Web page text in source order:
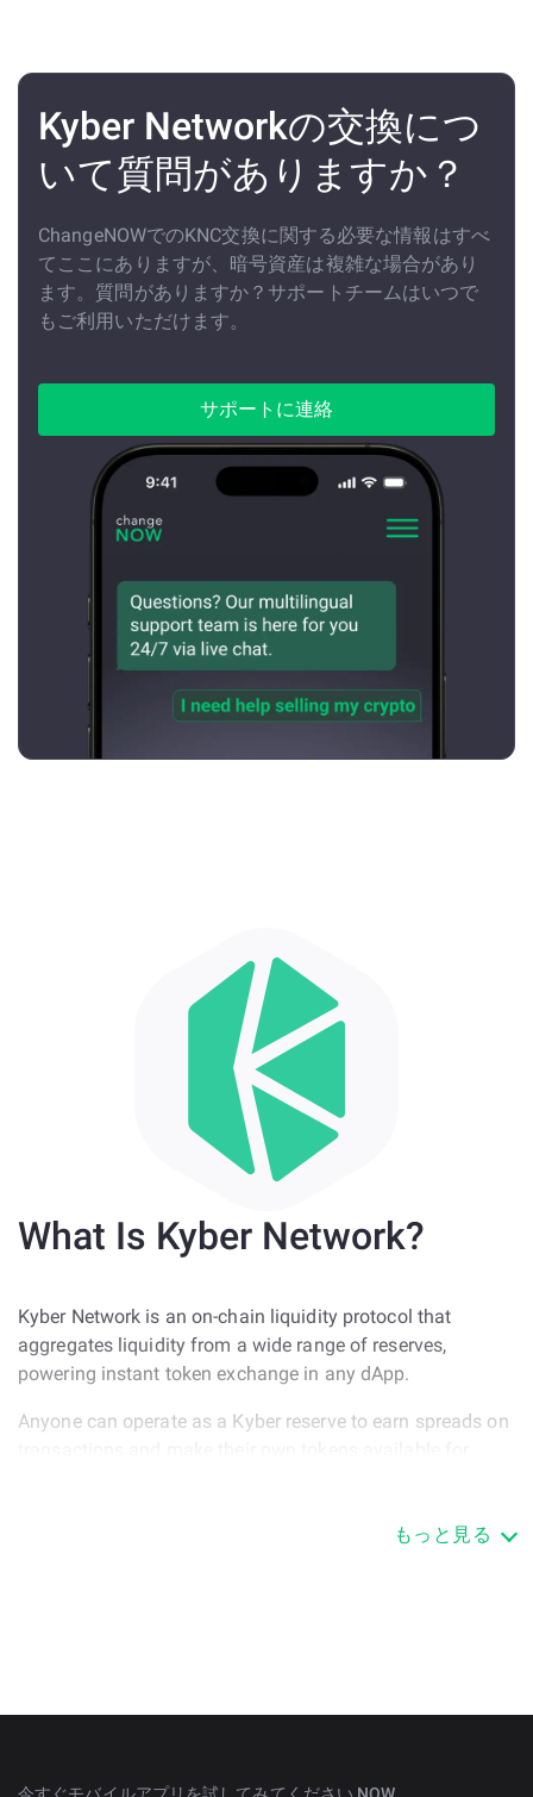
Kyber Networkの交換につ
いて質問がありますか？
ChangeNOWでのKNC交換に関する必要な情報はすべ
てここにありますが、暗号資産は複雑な場合があり
ます。質問がありますか？サポートチームはいつで
もご利用いただけます。
サポートに連絡
What Is Kyber Network?
Kyber Network is an on-chain liquidity protocol that
aggregates liquidity from a wide range of reserves,
powering instant token exchange in any dApp.
Anyone can operate as a Kyber reserve to earn spreads on
もっと見る